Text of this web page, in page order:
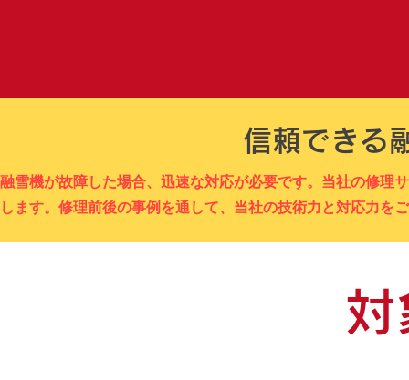
信頼できる
融雪機が故障した場合、迅速な対応が必要です。当社の修理
します。修理前後の事例を通して、当社の技術力と対応力を
対